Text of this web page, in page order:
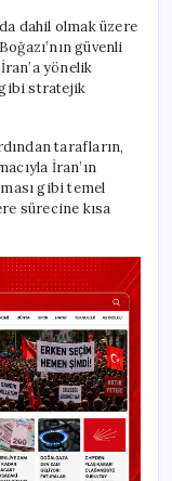
dahil olmak üzere
güvenli
yönelik
gibi stratejik
tarafların,
İran’ın
gibi temel
sürecine kısa